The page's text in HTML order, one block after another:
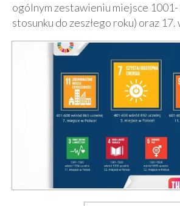
ogólnym zestawieniu miejsce
stosunku do zeszłego roku) oraz 17.